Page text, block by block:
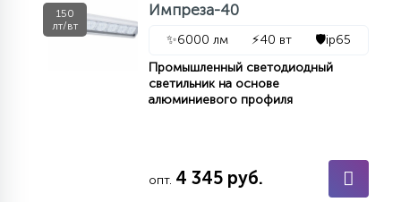
150
лт/вт
Импреза-40
✨6000 лм ⚡40 вт 🛡️ip65
Промышленный светодиодный
светильник на основе
алюминиевого профиля
опт. 4 345 руб.